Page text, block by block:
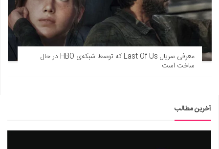
معرفی سریال Last Of Us که توسط شبکه‌ی HBO در حال
ساخت است
آخرین مطالب